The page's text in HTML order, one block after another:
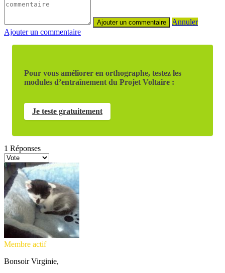
Annuler
Ajouter un commentaire
Pour vous améliorer en orthographe, testez les
modules d’entraînement du Projet Voltaire :
Je teste gratuitement
1 Réponses
Membre actif
Bonsoir Virginie,